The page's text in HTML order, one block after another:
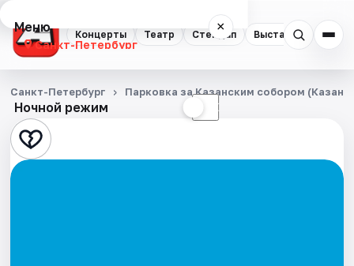
Концерты Театр Стендап Выставки
Меню ×
Санкт-Петербург
Концерты
Театр
Стендап
Ночной режим ☾
Санкт-Петербург Парковка за Казанским собором